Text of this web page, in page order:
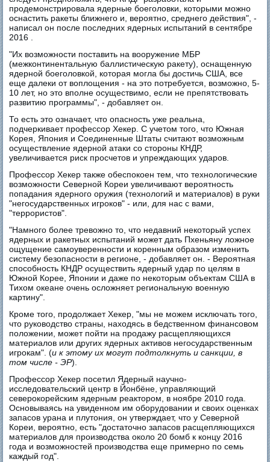
продемонстрировала ядерные боеголовки, которыми можно
оснастить ракеты ближнего и, вероятно, среднего действия", -
написал он после последних ядерных испытаний в сентябре
2016 .
"Их возможности поставить на вооружение МБР
(межконтинентальную баллистическую ракету), оснащенную
ядерной боеголовкой, которая могла бы достичь США, все
еще далеки от воплощения - на это потребуется, возможно, 5-
10 лет, но это вполне осуществимо, если не препятствовать
развитию программы", - добавляет он.
То есть это означает, что опасность уже реальна,
подчеркивает профессор Хекер. С учетом того, что Южная
Корея, Япония и Соединенные Штаты считают возможным
осуществление ядерной атаки со стороны КНДР,
увеличивается риск просчетов и упреждающих ударов.
Профессор Хекер также обеспокоен тем, что технологические
возможности Северной Кореи увеличивают вероятность
попадания ядерного оружия (технологий и материалов) в руки
"негосударственных игроков" - или, для нас с вами,
"террористов".
"Намного более тревожно то, что недавний некоторый успех
ядерных и ракетных испытаний может дать Пхеньяну ложное
ощущение самоуверенности и коренным образом изменить
систему безопасности в регионе, - добавляет он. - Вероятная
способность КНДР осуществить ядерный удар по целям в
Южной Корее, Японии и даже по некоторым объектам США в
Тихом океане очень осложняет региональную военную
картину".
Кроме того, продолжает Хекер, "мы не можем исключать того,
что руководство страны, находясь в бедственном финансовом
положении, может пойти на продажу расщепляющихся
материалов или других ядерных активов негосударственным
игрокам". (и к этому их могут подтолкнуть и санкции, в
том числе - ЭР).
Профессор Хекер посетил Ядерный научно-
исследовательский центр в Йонбёне, управляющий
северокорейским ядерным реактором, в ноябре 2010 года.
Основываясь на увиденном им оборудовании и своих оценках
запасов урана и плутония, он утверждает, что у Северной
Кореи, вероятно, есть "достаточно запасов расщепляющихся
материалов для производства около 20 бомб к концу 2016
года и возможностей производства еще примерно по семь
каждый год".